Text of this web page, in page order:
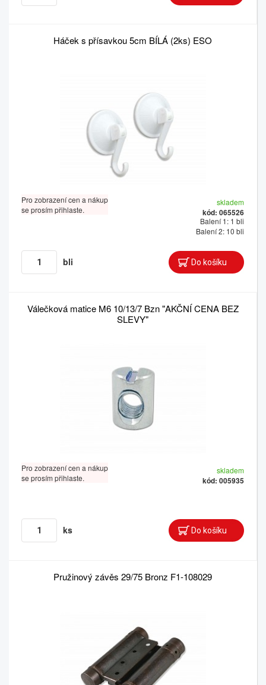
Háček s přísavkou 5cm BÍLÁ (2ks) ESO
Pro zobrazení cen a nákup
se prosím přihlaste.
skladem
kód: 065526
Balení 1: 1 bli
Balení 2: 10 bli
bli
Válečková matice M6 10/13/7 Bzn "AKČNÍ CENA BEZ
SLEVY"
Pro zobrazení cen a nákup
se prosím přihlaste.
skladem
kód: 005935
ks
Pružinový závěs 29/75 Bronz F1-108029